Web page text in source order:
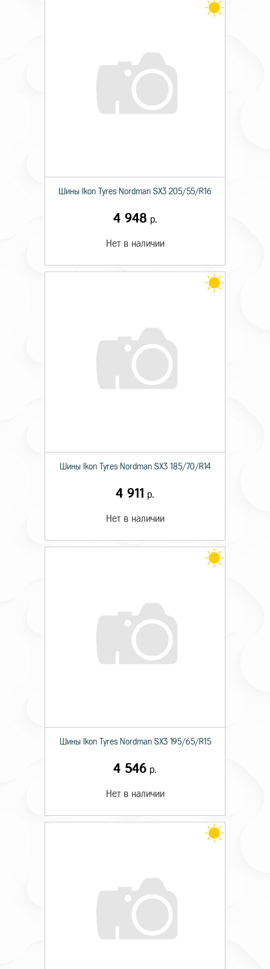
Шины Ikon Tyres Nordman SX3 205/55/R16
4 948 р.
Нет в наличии
Шины Ikon Tyres Nordman SX3 185/70/R14
4 911 р.
Нет в наличии
Шины Ikon Tyres Nordman SX3 195/65/R15
4 546 р.
Нет в наличии